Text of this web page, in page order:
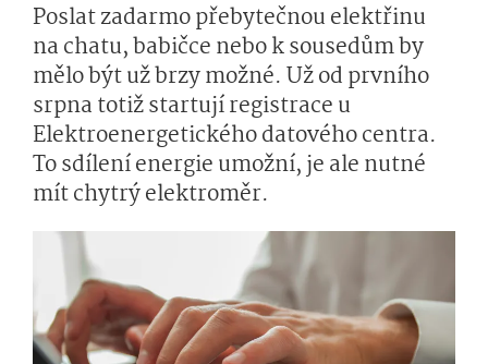
Poslat zadarmo přebytečnou elektřinu
na chatu, babičce nebo k sousedům by
mělo být už brzy možné. Už od prvního
srpna totiž startují registrace u
Elektroenergetického datového centra.
To sdílení energie umožní, je ale nutné
mít chytrý elektroměr.